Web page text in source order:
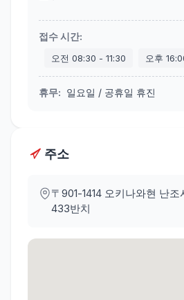
접수 시간:
오전 08:30 - 11:30 오후
휴무: 일요일 / 공휴일 휴진
주소
〒901-1414 오키나와현 난조
433반치